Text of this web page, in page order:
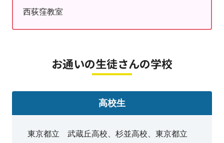
まの目標を一緒に達成しましょう！
西荻窪教室
お通いの生徒さんの学校
高校生
東京都立 武蔵丘高校、杉並高校、東京都立